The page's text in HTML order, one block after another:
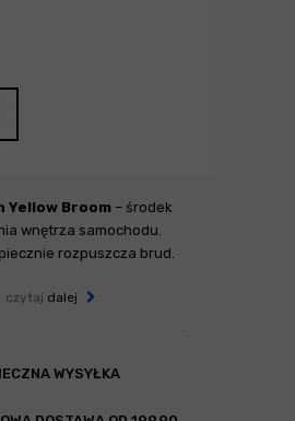
Yellow Broom – środek
wnętrza samochodu.
rozpuszcza brud.
czytaj dalej
WYSYŁKA